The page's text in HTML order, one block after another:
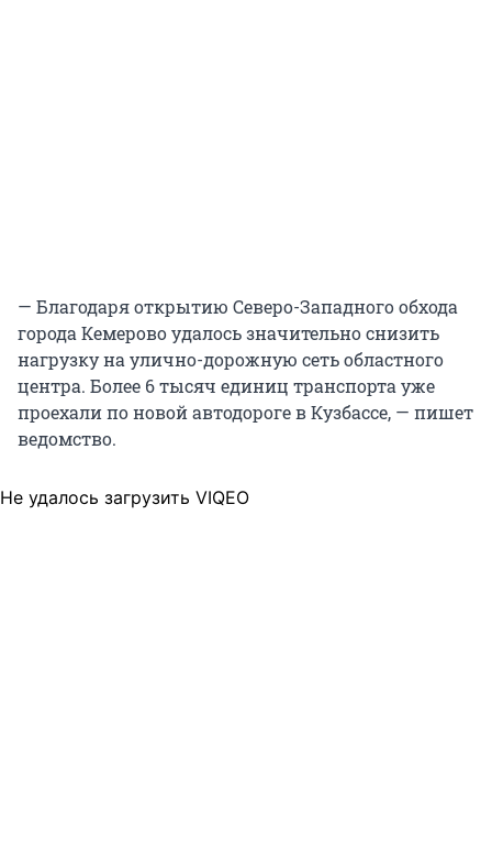
— Благодаря открытию Северо-Западного обхода
города Кемерово удалось значительно снизить
нагрузку на улично-дорожную сеть областного
центра. Более 6 тысяч единиц транспорта уже
проехали по новой автодороге в Кузбассе, — пишет
ведомство.
Не удалось загрузить VIQEO